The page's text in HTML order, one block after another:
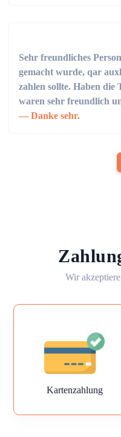
Sehr freundliches
gemacht wurde, qar
zahlen sollte. Haben die
waren sehr freundlich
Danke sehr.
Wir
Kartenzahlung